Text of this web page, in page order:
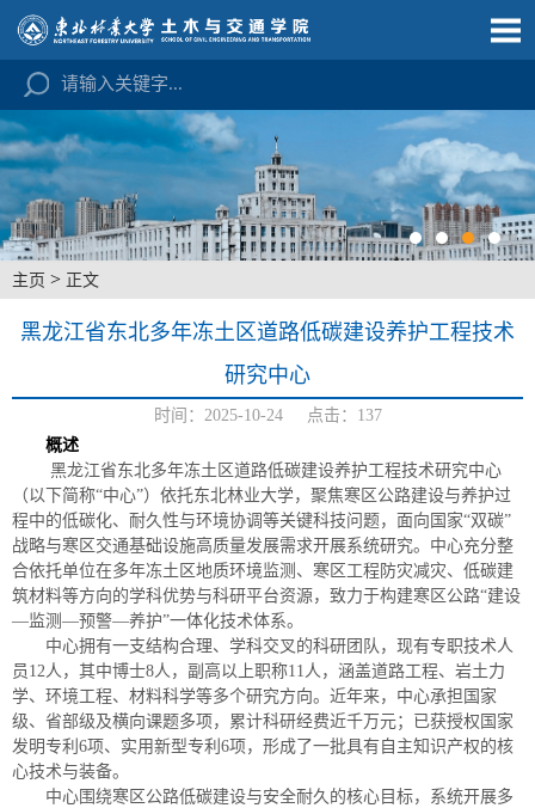
主页 > 正文
黑龙江省东北多年冻土区道路低碳建设养护工程技术
研究中心
时间：2025-10-24 点击： 137
概述
黑龙江省东北多年冻土区道路低碳建设养护工程技术研究中心
（以下简称“中心”）依托东北林业大学，聚焦寒区公路建设与养护过
程中的低碳化、耐久性与环境协调等关键科技问题，面向国家“双碳”
战略与寒区交通基础设施高质量发展需求开展系统研究。中心充分整
合依托单位在多年冻土区地质环境监测、寒区工程防灾减灾、低碳建
筑材料等方向的学科优势与科研平台资源，致力于构建寒区公路“建设
—监测—预警—养护”一体化技术体系。
中心拥有一支结构合理、学科交叉的科研团队，现有专职技术人
员 12人，其中博士8人，副高以上职称11人，涵盖道路工程、岩土力
学、环境工程、材料科学等多个研究方向。近年来，中心承担国家
级、省部级及横向课题多项，累计科研经费近千万元；已获授权国家
发明专利 6项、实用新型专利 6项，形成了一批具有自主知识产权的核
心技术与装备。
中心围绕寒区公路低碳建设与安全耐久的核心目标，系统开展多